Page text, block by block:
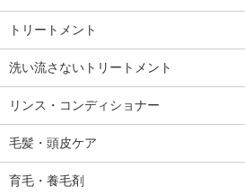
トリートメント
洗い流さないトリートメント
リンス・コンディショナー
毛髪・頭皮ケア
育毛・養毛剤